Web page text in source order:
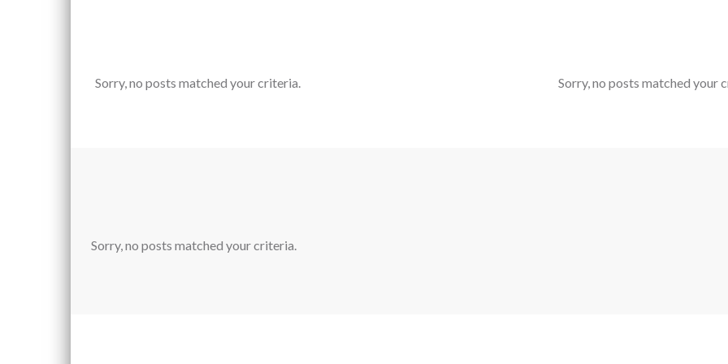
Sorry, no posts matched your criteria. Sorry, no posts matched your
Sorry, no posts matched your criteria.